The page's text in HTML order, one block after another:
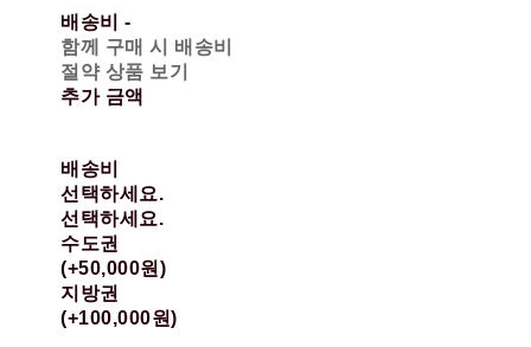
배송비-
함께 구매 시 배송비
절약 상품 보기
추가 금액
배송비
선택하세요.
선택하세요.
수도권
(+50,000원)
지방권
(+100,000원)